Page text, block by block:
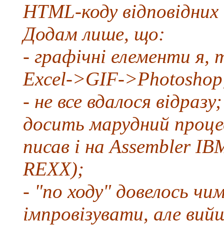
HTML-коду
Додам лише, що:
- графічні елементи я,
Excel->GIF-
- не все вдалося
досить марудний
писав і на Assembler
REXX);
- "по ходу" довелось
імпровізувати, але